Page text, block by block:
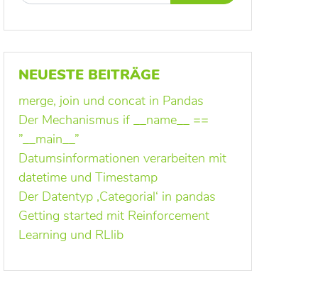
NEUESTE BEITRÄGE
merge, join und concat in Pandas
Der Mechanismus if __name__ ==
”__main__”
Datumsinformationen verarbeiten mit
datetime und Timestamp
Der Datentyp ‚Categorial‘ in pandas
Getting started mit Reinforcement
Learning und RLlib